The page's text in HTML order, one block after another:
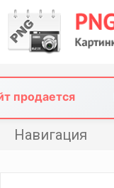
content
продается
Навигация